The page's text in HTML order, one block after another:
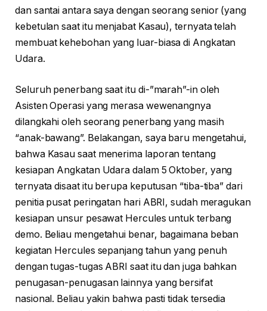
dan santai antara saya dengan seorang senior (yang
kebetulan saat itu menjabat Kasau), ternyata telah
membuat kehebohan yang luar-biasa di Angkatan
Udara.
Seluruh penerbang saat itu di-”marah”-in oleh
Asisten Operasi yang merasa wewenangnya
dilangkahi oleh seorang penerbang yang masih
“anak-bawang”. Belakangan, saya baru mengetahui,
bahwa Kasau saat menerima laporan tentang
kesiapan Angkatan Udara dalam 5 Oktober, yang
ternyata disaat itu berupa keputusan “tiba-tiba” dari
penitia pusat peringatan hari ABRI, sudah meragukan
kesiapan unsur pesawat Hercules untuk terbang
demo. Beliau mengetahui benar, bagaimana beban
kegiatan Hercules sepanjang tahun yang penuh
dengan tugas-tugas ABRI saat itu dan juga bahkan
penugasan-penugasan lainnya yang bersifat
nasional. Beliau yakin bahwa pasti tidak tersedia